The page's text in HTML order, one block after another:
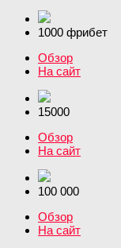
1000 фрибет
Обзор
На сайт
15000
Обзор
На сайт
100 000
Обзор
На сайт